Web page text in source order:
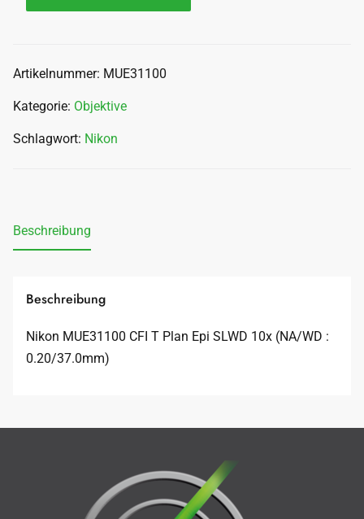
Artikelnummer: MUE31100
Kategorie: Objektive
Schlagwort: Nikon
Beschreibung
Beschreibung
Nikon MUE31100 CFI T Plan Epi SLWD 10x (NA/WD :
0.20/37.0mm)